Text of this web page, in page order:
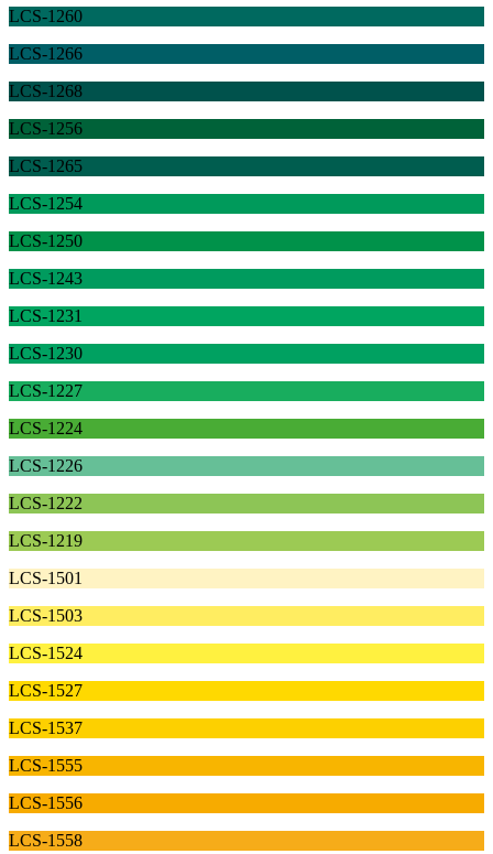
LCS-1260
LCS-1266
LCS-1268
LCS-1256
LCS-1265
LCS-1254
LCS-1250
LCS-1243
LCS-1231
LCS-1230
LCS-1227
LCS-1224
LCS-1226
LCS-1222
LCS-1219
LCS-1501
LCS-1503
LCS-1524
LCS-1527
LCS-1537
LCS-1555
LCS-1556
LCS-1558